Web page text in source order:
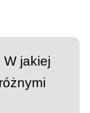
W jakiej